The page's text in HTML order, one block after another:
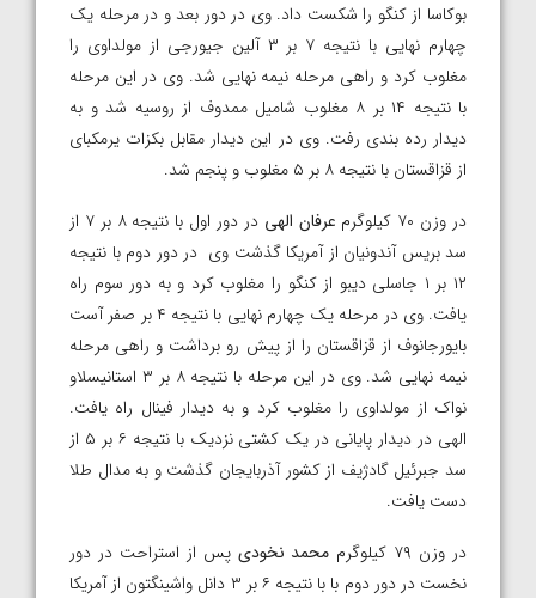
بوکاسا از کنگو را شکست داد. وی در دور بعد و در مرحله یک
چهارم نهایی با نتیجه ۷ بر ۳ آلین جیورجی از مولداوی را
مغلوب کرد و راهی مرحله نیمه نهایی شد. وی در این مرحله
با نتیجه ۱۴ بر ۸ مغلوب شامیل ممدوف از روسیه شد و به
دیدار رده بندی رفت. وی در این دیدار مقابل بکزات یرمکبای
از قزاقستان با نتیجه ۸ بر ۵ مغلوب و پنجم شد.
در وزن ۷۰ کیلوگرم
عرفان الهی
در دور اول با نتیجه ۸ بر ۷ از
سد بریس آندونیان از آمریکا گذشت وی در دور دوم با نتیجه
۱۲ بر ۱ جاسلی دیبو از کنگو را مغلوب کرد و به دور سوم راه
یافت. وی در مرحله یک چهارم نهایی با نتیجه ۴ بر صفر آست
بایورجانوف از قزاقستان را از پیش رو برداشت و راهی مرحله
نیمه نهایی شد. وی در این مرحله با نتیجه ۸ بر ۳ استانیسلاو
نواک از مولداوی را مغلوب کرد و به دیدار فینال راه یافت.
الهی در دیدار پایانی در یک کشتی نزدیک با نتیجه ۶ بر ۵ از
سد جبرئیل گادژیف از کشور آذربایجان گذشت و به مدال طلا
دست یافت.
در وزن ۷۹ کیلوگرم
محمد نخودی پس از استراحت در دور
نخست در دور دوم با با نتیجه ۶ بر ۳ دانل واشینگتون از آمریکا